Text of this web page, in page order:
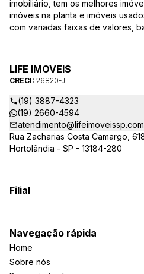
imobiliário, tem os melhores
imóveis na planta e imóveis
com variadas faixas de valores,
as suas dúvidas sobre casas,
comerciais e outros produtos
LIFE IMOVEIS
CRECI: 26820-J
(19) 3887-4323
(19) 2660-4594
Rua Zacharias Costa Camargo,
Hortolândia - SP - 13184-280
Filial
Navegação rápida
Home
Sobre nós